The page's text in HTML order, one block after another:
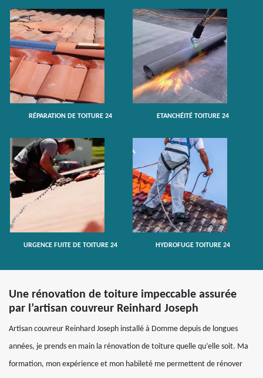
RÉPARATION DE TOITURE 24 ETANCHÉITÉ TOITURE 24
URGENCE FUITE DE TOITURE 24 HYDROFUGE TOITURE 24
Une rénovation de toiture impeccable assurée
par l’artisan couvreur Reinhard Joseph
Artisan couvreur Reinhard Joseph installé à Domme depuis de longues
années, je prends en main la rénovation de toiture quelle qu’elle soit. Ma
formation, mon expérience et mon habileté me permettent de rénover